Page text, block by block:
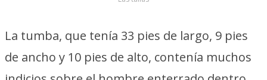
La tumba, que tenía 33 pies de largo, 9 pies
de ancho y 10 pies de alto, contenía muchos